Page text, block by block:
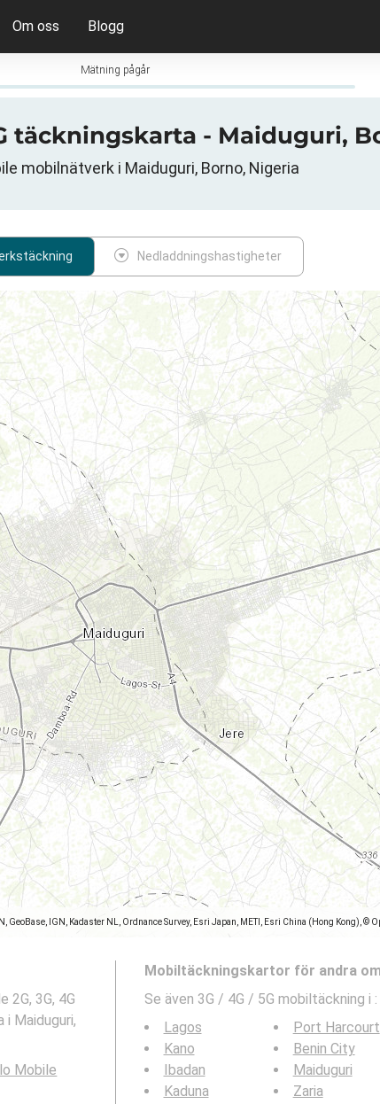
Om oss Blogg
Mätning pågår
täckningskarta - Maiduguri,
mobilnätverk i Maiduguri, Borno, Nigeria
Nedladdningshastigheter
GeoBase, IGN, Kadaster NL, Ordnance Survey, Esri Japan, METI, Esri China (Hong Kong),
3G, 4G
Maiduguri,
Mobile
Mobiltäckningskartor för andra
Se även 3G / 4G / 5G mobiltäckning i :
Lagos
Kano
Ibadan
Kaduna
Port Harcourt
Benin City
Maiduguri
Zaria